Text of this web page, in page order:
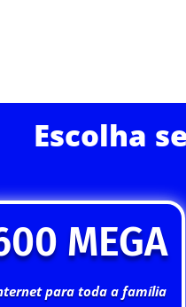
Escolha
MEGA
para toda a família